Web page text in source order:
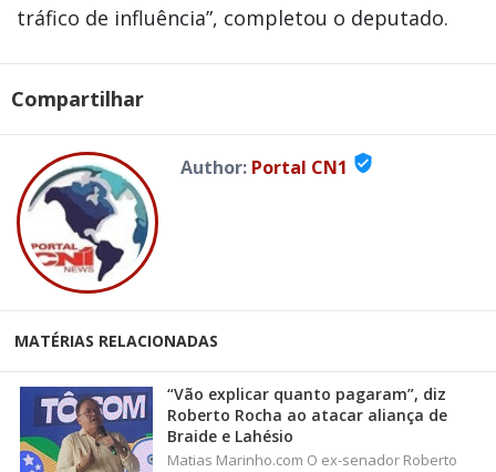
tráfico de influência”, completou o deputado.
Compartilhar
Author: Portal CN1 verified_user
MATÉRIAS RELACIONADAS
“Vão explicar quanto pagaram”, diz
Roberto Rocha ao atacar aliança de
Braide e Lahésio
Matias Marinho.com O ex-senador Roberto